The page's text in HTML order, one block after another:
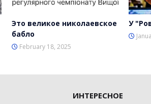
Это великое николаевское
бабло
February 18, 2025
У
ИНТЕРЕСНОЕ